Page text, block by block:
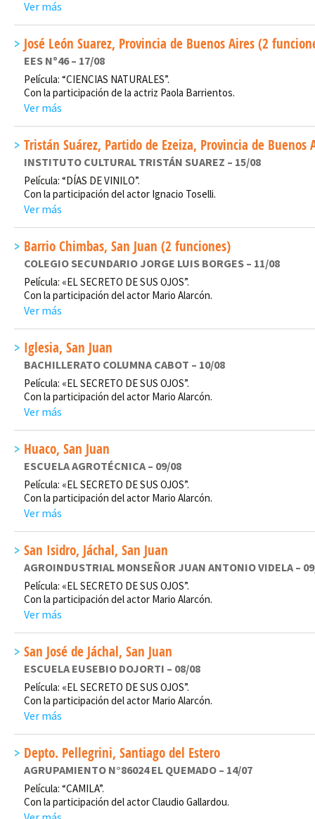
Ver más
José León Suarez, Provincia de Buenos Aires (2
EES Nº46 – 17/08
Película: “CIENCIAS NATURALES”.
Con la participación de la actriz Paola Barrientos.
Ver más
Tristán Suárez, Partido de Ezeiza, Provincia de Buenos
INSTITUTO CULTURAL TRISTÁN SUAREZ – 15/08
Película: “DÍAS DE VINILO”.
Con la participación del actor Ignacio Toselli.
Ver más
Barrio Chimbas, San Juan (2 funciones)
COLEGIO SECUNDARIO JORGE LUIS BORGES – 11/08
Película: «EL SECRETO DE SUS OJOS”.
Con la participación del actor Mario Alarcón.
Ver más
Iglesia, San Juan
BACHILLERATO COLUMNA CABOT – 10/08
Película: «EL SECRETO DE SUS OJOS”.
Con la participación del actor Mario Alarcón.
Ver más
Huaco, San Juan
ESCUELA AGROTÉCNICA – 09/08
Película: «EL SECRETO DE SUS OJOS”.
Con la participación del actor Mario Alarcón.
Ver más
San Isidro, Jáchal, San Juan
AGROINDUSTRIAL MONSEÑOR JUAN ANTONIO VIDELA –
Película: «EL SECRETO DE SUS OJOS”.
Con la participación del actor Mario Alarcón.
Ver más
San José de Jáchal, San Juan
ESCUELA EUSEBIO DOJORTI – 08/08
Película: «EL SECRETO DE SUS OJOS”.
Con la participación del actor Mario Alarcón.
Ver más
Depto. Pellegrini, Santiago del Estero
AGRUPAMIENTO N°86024 EL QUEMADO – 14/07
Película: “CAMILA”.
Con la participación del actor Claudio Gallardou.